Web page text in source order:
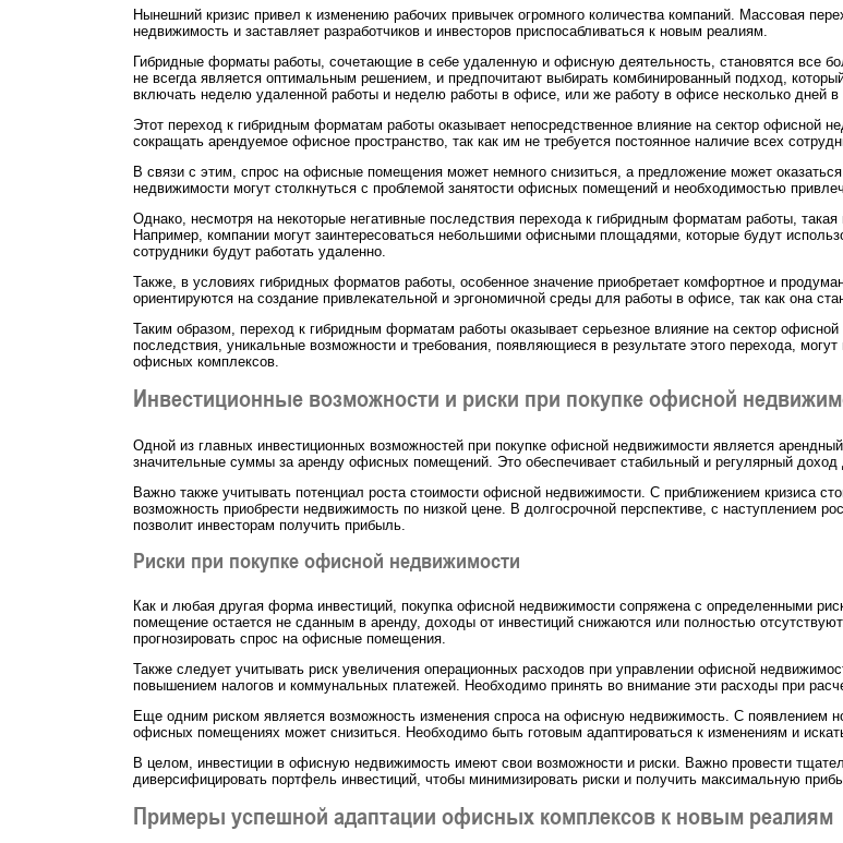
Нынешний кризис привел к изменению рабочих привычек огромного количества компаний. Массовая
недвижимость и заставляет разработчиков и инвесторов приспосабливаться к новым реалиям.
Гибридные форматы работы, сочетающие в себе удаленную и офисную деятельность, становятся все
не всегда является оптимальным решением, и предпочитают выбирать комбинированный подход,
включать неделю удаленной работы и неделю работы в офисе, или же работу в офисе несколько дней
Этот переход к гибридным форматам работы оказывает непосредственное влияние на сектор
сокращать арендуемое офисное пространство, так как им не требуется постоянное наличие всех
В связи с этим, спрос на офисные помещения может немного снизиться, а предложение может
недвижимости могут столкнуться с проблемой занятости офисных помещений и необходимостью
Однако, несмотря на некоторые негативные последствия перехода к гибридным форматам работы,
Например, компании могут заинтересоваться небольшими офисными площадями, которые будут
сотрудники будут работать удаленно.
Также, в условиях гибридных форматов работы, особенное значение приобретает комфортное и
ориентируются на создание привлекательной и эргономичной среды для работы в офисе, так как она
Таким образом, переход к гибридным форматам работы оказывает серьезное влияние на сектор
последствия, уникальные возможности и требования, появляющиеся в результате этого перехода,
офисных комплексов.
Инвестиционные возможности и риски при покупке офисной
Одной из главных инвестиционных возможностей при покупке офисной недвижимости является
значительные суммы за аренду офисных помещений. Это обеспечивает стабильный и регулярный
Важно также учитывать потенциал роста стоимости офисной недвижимости. С приближением кризиса
возможность приобрести недвижимость по низкой цене. В долгосрочной перспективе, с наступлением
позволит инвесторам получить прибыль.
Риски при покупке офисной недвижимости
Как и любая другая форма инвестиций, покупка офисной недвижимости сопряжена с определенными
помещение остается не сданным в аренду, доходы от инвестиций снижаются или полностью
прогнозировать спрос на офисные помещения.
Также следует учитывать риск увеличения операционных расходов при управлении офисной
повышением налогов и коммунальных платежей. Необходимо принять во внимание эти расходы при
Еще одним риском является возможность изменения спроса на офисную недвижимость. С появлением
офисных помещениях может снизиться. Необходимо быть готовым адаптироваться к изменениям и
В целом, инвестиции в офисную недвижимость имеют свои возможности и риски. Важно провести
диверсифицировать портфель инвестиций, чтобы минимизировать риски и получить максимальную
Примеры успешной адаптации офисных комплексов к новым реалиям